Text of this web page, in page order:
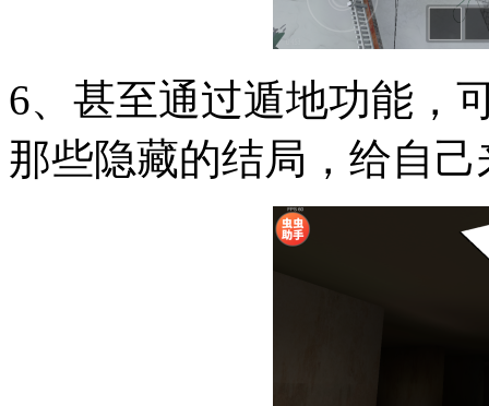
6、甚至通过遁地功能，
那些隐藏的结局，给自